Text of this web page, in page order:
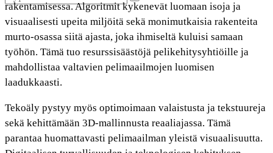
rakentamisessa. Algoritmit kykenevät luomaan isoja ja
visuaalisesti upeita miljöitä sekä monimutkaisia rakenteita
murto-osassa siitä ajasta, joka ihmiseltä kuluisi samaan
työhön. Tämä tuo resurssisäästöjä pelikehitysyhtiöille ja
mahdollistaa valtavien pelimaailmojen luomisen
laadukkaasti.
Tekoäly pystyy myös optimoimaan valaistusta ja tekstuureja
sekä kehittämään 3D-mallinnusta reaaliajassa. Tämä
parantaa huomattavasti pelimaailman yleistä visuaalisuutta.